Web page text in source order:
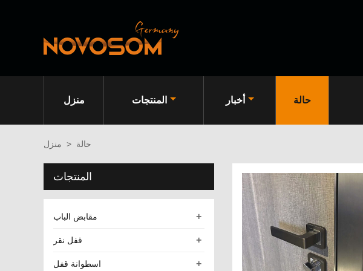
منزل المنتجات أخبار حالة
منزل > حالة
المنتجات
+ مقابض الباب
+ قفل نقر
+ اسطوانة قفل